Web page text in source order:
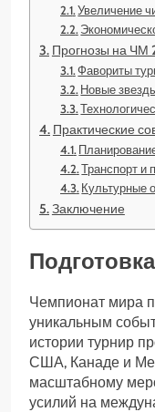
Увеличение
Прогнозы на ЧМ
Фавориты
Новые
Практические
Транспорт и
Культурные
Заключение
Чемпионат мира
уникальным
истории турнир
США, Канаде и
масштабному
усилий на